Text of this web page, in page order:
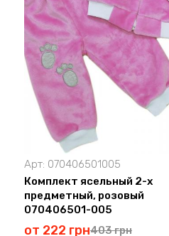
Арт: 070406501005
Комплект ясельный 2-х
предметный, розовый
070406501-005
от 222 грн403 грн